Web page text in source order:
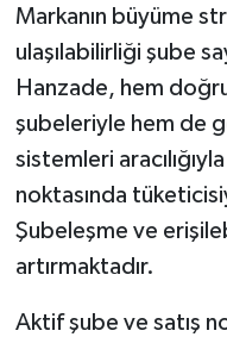
Markanın büyüme
ulaşılabilirliği şube
Hanzade, hem
şubeleriyle hem de
sistemleri
noktasında
Şubeleşme ve
artırmaktadır.
Aktif şube ve satış